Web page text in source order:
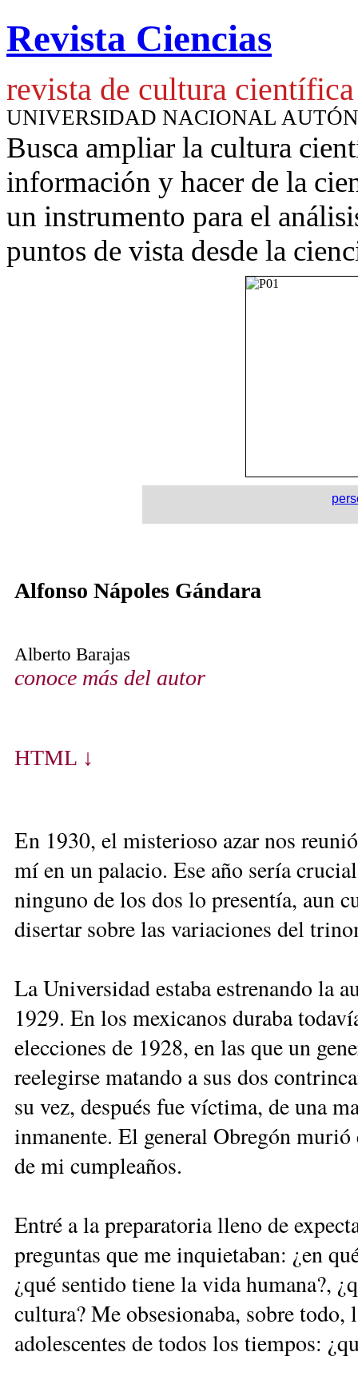
Revista Ciencias
revista de cultura científica
UNIVERSIDAD NACIONAL
Busca ampliar la cultura
información y hacer de la
un instrumento para el
puntos de vista desde la
Alfonso Nápoles Gándara
Alberto Barajas
conoce más del autor
HTML ↓
En 1930, el misterioso azar nos
mí en un palacio. Ese año sería
ninguno de los dos lo presentía, aun
disertar sobre las variaciones del
La Universidad estaba estrenando la
1929. En los mexicanos duraba
elecciones de 1928, en las que un
reelegirse matando a sus dos
su vez, después fue víctima, de una
inmanente. El general Obregón
de mi cumpleaños.
Entré a la preparatoria lleno de
preguntas que me inquietaban: ¿en
¿qué sentido tiene la vida humana?,
cultura? Me obsesionaba, sobre todo,
adolescentes de todos los tiempos: